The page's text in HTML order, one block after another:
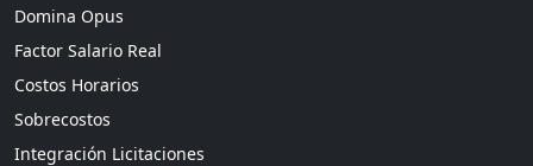
Domina Opus
Factor Salario Real
Costos Horarios
Sobrecostos
Integración Licitaciones